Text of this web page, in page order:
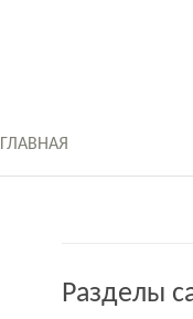
ГЛАВНАЯ
Разделы